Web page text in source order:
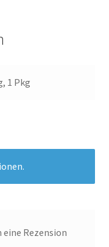
1 Pkg
Rezension